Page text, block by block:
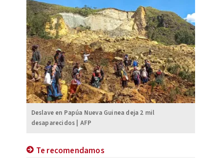
Deslave en Papúa Nueva Guinea deja 2 mil
desaparecidos | AFP
Te recomendamos